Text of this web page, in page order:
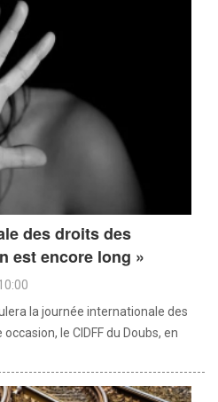
des droits des
est encore long »
la journée internationale des
le CIDFF du Doubs, en